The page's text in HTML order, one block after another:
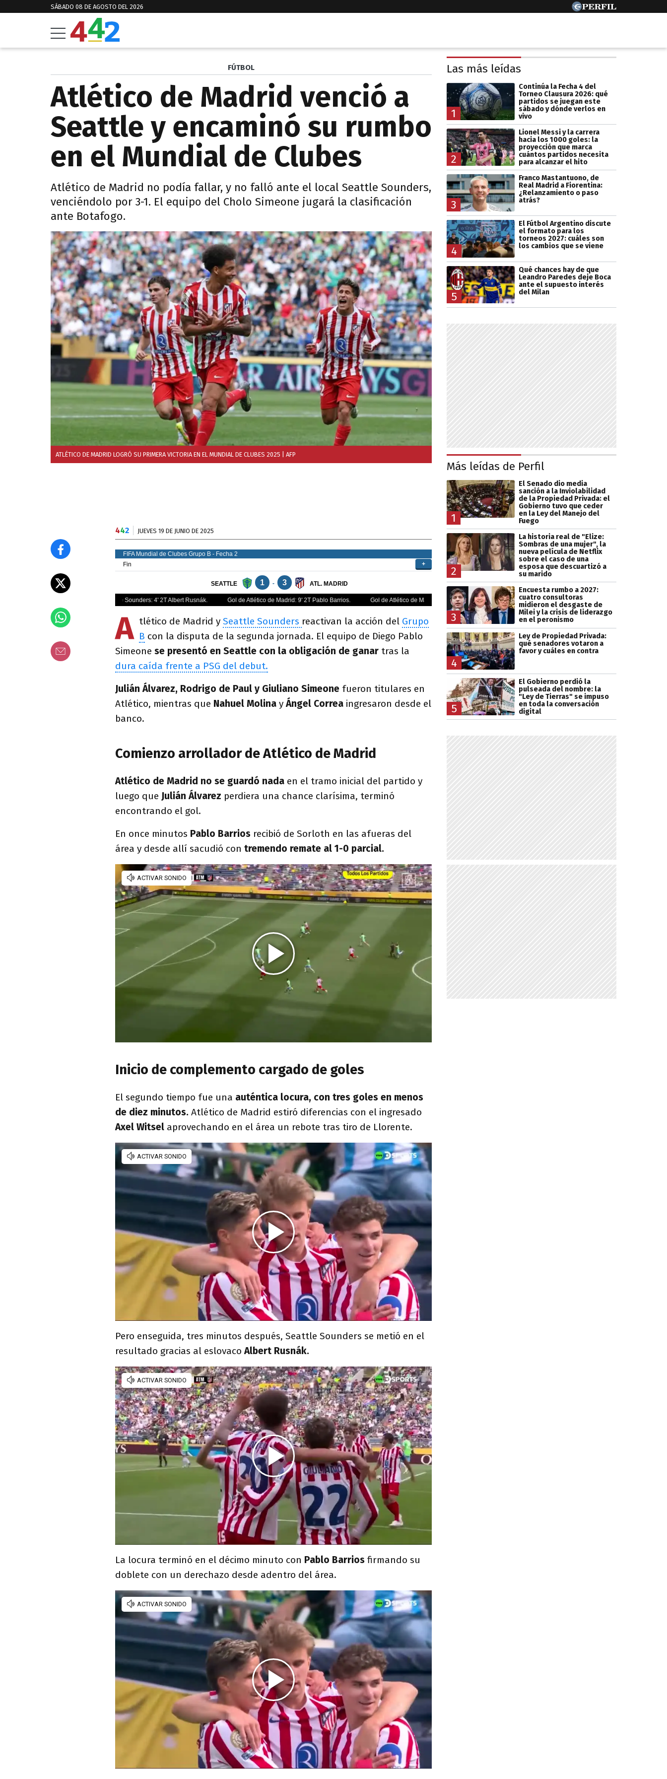
SÁBADO 08 DE AGOSTO DEL 2026
FÚTBOL
Atlético de Madrid venció a
Seattle y encaminó su rumbo
en el Mundial de Clubes
Atlético de Madrid no podía fallar, y no falló ante el local Seattle Sounders,
venciéndolo por 3-1. El equipo del Cholo Simeone jugará la clasificación
ante Botafogo.
ATLÉTICO DE MADRID LOGRÓ SU PRIMERA VICTORIA EN EL MUNDIAL DE CLUBES 2025 | AFP
442 JUEVES 19 DE JUNIO DE 2025
A tlético de Madrid y Seattle Sounders reactivan la acción del Grupo
B con la disputa de la segunda jornada. El equipo de Diego Pablo
Simeone se presentó en Seattle con la obligación de ganar tras la
dura caída frente a PSG del debut.
Julián Álvarez, Rodrigo de Paul y Giuliano Simeone fueron titulares en
Atlético, mientras que Nahuel Molina yÁngel Correa ingresaron desde el
banco.
Comienzo arrollador de Atlético de Madrid
Atlético de Madrid no se guardó nada en el tramo inicial del partido y
luego que Julián Álvarez perdiera una chance clarísima, terminó
encontrando el gol.
En once minutos Pablo Barrios recibió de Sorloth en las afueras del
área y desde allí sacudió con tremendo remate al 1-0 parcial.
Inicio de complemento cargado de goles
El segundo tiempo fue una auténtica locura, con tres goles en menos
de diez minutos. Atlético de Madrid estiró diferencias con el ingresado
Axel Witsel aprovechando en el área un rebote tras tiro de Llorente.
Pero enseguida, tres minutos después, Seattle Sounders se metió en el
resultado gracias al eslovacoAlbert Rusnák.
La locura terminó en el décimo minuto con Pablo Barrios firmando su
doblete con un derechazo desde adentro del área.
Las más leídas
1
Continúa la Fecha 4 del
Torneo Clausura 2026: qué
partidos se juegan este
sábado y dónde verlos en
vivo
2
Lionel Messi y la carrera
hacia los 1000 goles: la
proyección que marca
cuántos partidos necesita
para alcanzar el hito
3
Franco Mastantuono, de
Real Madrid a Fiorentina:
¿Relanzamiento o paso
atrás?
4
El Fútbol Argentino discute
el formato para los
torneos 2027: cuáles son
los cambios que se viene
5
Qué chances hay de que
Leandro Paredes deje Boca
ante el supuesto interés
del Milan
Más leídas de Perfil
1
El Senado dio media
sanción a la Inviolabilidad
de la Propiedad Privada: el
Gobierno tuvo que ceder
en la Ley del Manejo del
Fuego
2
La historia real de "Elize:
Sombras de una mujer", la
nueva película de Netflix
sobre el caso de una
esposa que descuartizó a
su marido
3
Encuesta rumbo a 2027:
cuatro consultoras
midieron el desgaste de
Milei y la crisis de liderazgo
en el peronismo
4
Ley de Propiedad Privada:
qué senadores votaron a
favor y cuáles en contra
5
El Gobierno perdió la
pulseada del nombre: la
"Ley de Tierras" se impuso
en toda la conversación
digital